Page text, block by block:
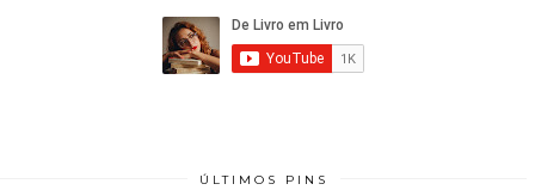
ÚLTIMOS PINS